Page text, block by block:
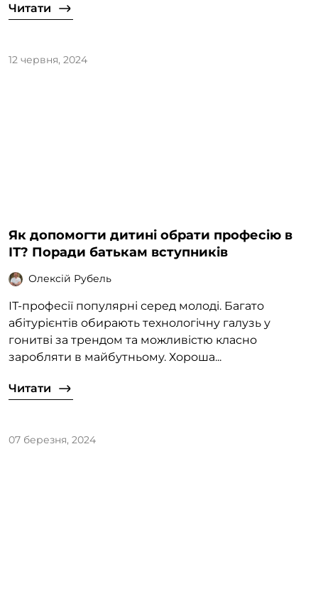
Читати
12 червня, 2024
Як допомогти дитині обрати професію в
ІТ? Поради батькам вступників
Олексій Рубель
ІТ-професії популярні серед молоді. Багато
абітурієнтів обирають технологічну галузь у
гонитві за трендом та можливістю класно
заробляти в майбутньому. Хороша...
Читати
07 березня, 2024